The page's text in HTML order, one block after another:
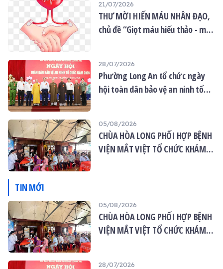
21/07/2026
THƯ MỜI HIẾN MÁU NHÂN ĐẠO,
chủ đề “Giọt máu hiếu thảo - mùa
28/07/2026
Phường Long An tổ chức ngày
hội toàn dân bảo vệ an ninh tổ
05/08/2026
CHÙA HÒA LONG PHỐI HỢP BỆNH
VIỆN MẮT VIỆT TỔ CHỨC KHÁM
TIN MỚI
05/08/2026
CHÙA HÒA LONG PHỐI HỢP BỆNH
VIỆN MẮT VIỆT TỔ CHỨC KHÁM
28/07/2026